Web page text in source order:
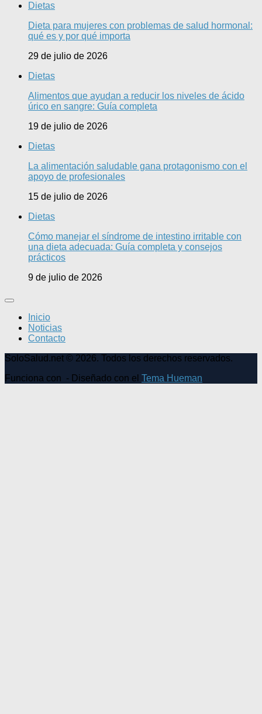
Dietas
Dieta para mujeres con problemas de salud hormonal:
qué es y por qué importa
29 de julio de 2026
Dietas
Alimentos que ayudan a reducir los niveles de ácido
úrico en sangre: Guía completa
19 de julio de 2026
Dietas
La alimentación saludable gana protagonismo con el
apoyo de profesionales
15 de julio de 2026
Dietas
Cómo manejar el síndrome de intestino irritable con
una dieta adecuada: Guía completa y consejos
prácticos
9 de julio de 2026
Inicio
Noticias
Contacto
SoloSalud.net © 2026. Todos los derechos reservados.
Funciona con - Diseñado con el Tema Hueman